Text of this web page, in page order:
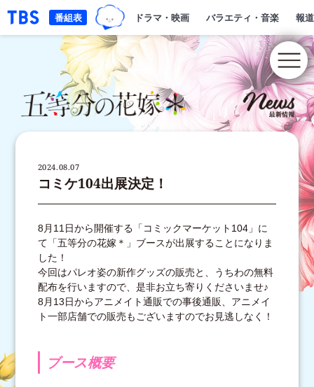
「TBSテレビ｜ときめくときを。」トップページ
TBSグループキャラクター『ワク
ドラマ・映画 バラエティ・音楽 報
番組表
2024.08.07
コミケ104出展決定！
8月11日から開催する「コミックマーケット104」に
て「五等分の花嫁＊」ブースが出展することになりま
した！
今回はパレオ姿の新作グッズの販売と、うちわの無料
配布を行いますので、是非お立ち寄りくださいませ♪
8月13日からアニメイト通販での事後通販、アニメイ
ト一部店舗での販売もございますのでお見逃しなく！
ブース概要